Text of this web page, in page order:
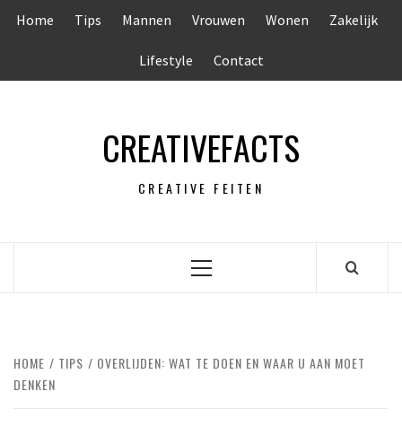
Home Tips Mannen Vrouwen Wonen Zakelijk
Lifestyle Contact
CREATIVEFACTS
CREATIVE FEITEN
Primair
HOME TIPS
OVERLIJDEN: WAT TE DOEN EN WAAR U AAN MOET
DENKEN